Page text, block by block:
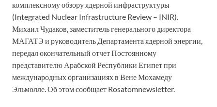
комплексному обзору ядерной инфраструктуры
(Integrated Nuclear Infrastructure Review – INIR).
Михаил Чудаков, заместитель генерального директора
МАГАТЭ и руководитель Департамента ядерной энергии,
передал окончательный отчет Постоянному
представителю Арабской Республики Египет при
международных организациях в Вене Мохамеду
Эльмолле. Об этом сообщает Rosatomnewsletter.